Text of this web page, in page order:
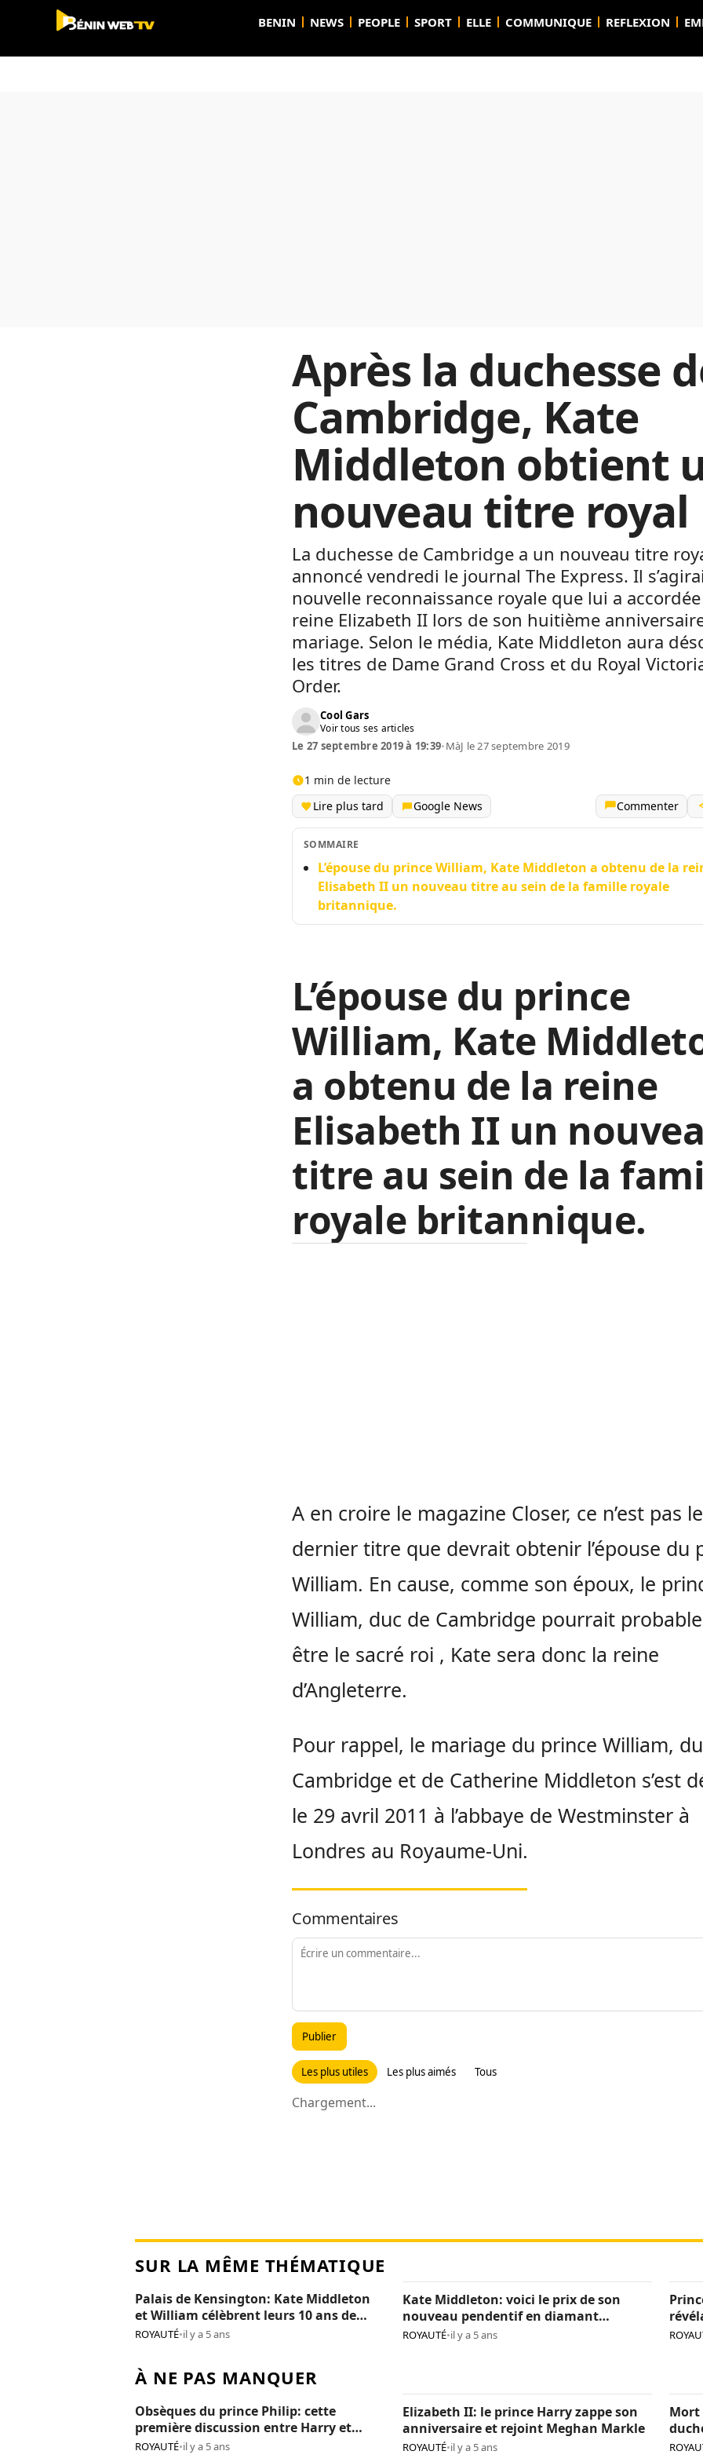
BENIN NEWS PEOPLE SPORT ELLE COMMUNIQUE REFLEXION
Après la duchesse
Cambridge, Kate
Middleton obtient
nouveau titre royal
La duchesse de Cambridge a un nouveau titre
annoncé vendredi le journal The Express. Il
nouvelle reconnaissance royale que lui a
reine Elizabeth II lors de son huitième
mariage. Selon le média, Kate Middleton aura
les titres de Dame Grand Cross et du Royal
Order.
Cool Gars
Voir tous ses articles
Le 27 septembre 2019 à 19:39•MàJ le 27 septembre 2019
1 min de lecture
Lire plus tard
Google News Commenter
SOMMAIRE
L’épouse du prince William, Kate Middleton a obtenu de la
Elisabeth II un nouveau titre au sein de la famille royale
britannique.
L’épouse du prince
William, Kate
a obtenu de la reine
Elisabeth II un
titre au sein de la
royale britannique.
A en croire le magazine Closer, ce n’est pas le
dernier titre que devrait obtenir l’épouse du
William. En cause, comme son époux, le
William, duc de Cambridge pourrait
être le sacré roi , Kate sera donc la reine
d’Angleterre.
Pour rappel, le mariage du prince William,
Cambridge et de Catherine Middleton s’est
le 29 avril 2011 à l’abbaye de Westminster à
Londres au Royaume-Uni.
Commentaires
Publier
Les plus utiles Les plus aimés Tous
Chargement...
SUR LA MÊME THÉMATIQUE
Palais de Kensington: Kate Middleton
et William célèbrent leurs 10 ans de
mariage (photos)
ROYAUTÉ•il y a 5 ans
Kate Middleton: voici le prix de son
nouveau pendentif en diamant
(photos)
ROYAUTÉ•il y a 5 ans
À NE PAS MANQUER
Obsèques du prince Philip: cette
première discussion entre Harry et
Wiliam depuis le Megxit
ROYAUTÉ•il y a 5 ans
Elizabeth II: le prince Harry zappe son
anniversaire et rejoint Meghan Markle
ROYAUTÉ•il y a 5 ans
Mort